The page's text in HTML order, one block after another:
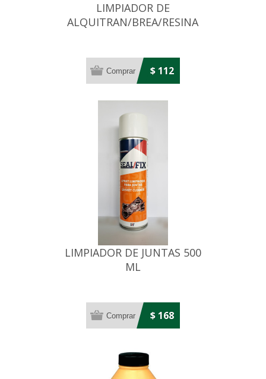
LIMPIADOR DE
ALQUITRAN/BREA/RESINA
$ 112
LIMPIADOR DE JUNTAS 500
ML
$ 168